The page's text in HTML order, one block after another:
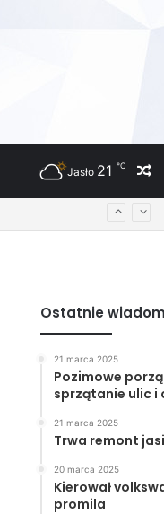
Jasło 21 ℃
Ostatnie
21 marca 2025
Pozimowe
sprzątanie ulic i
21 marca 2025
Trwa remont
20 marca 2025
Kierował
promila